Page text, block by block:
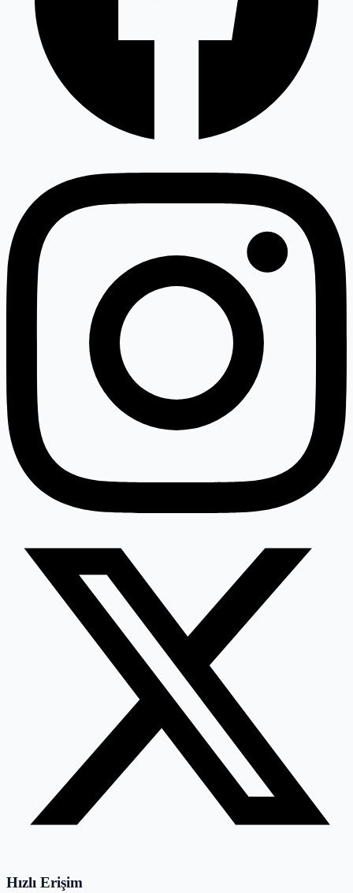
Hızlı Erişim